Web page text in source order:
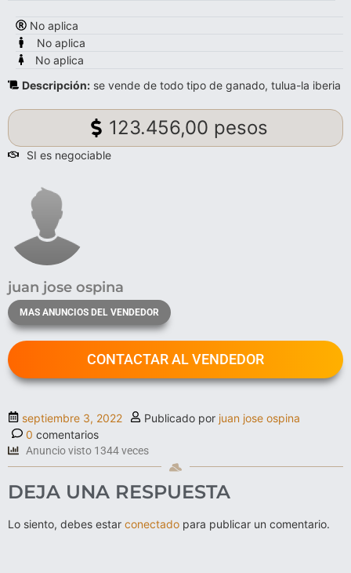
No aplica
No aplica
No aplica
Descripción: se vende de todo tipo de ganado, tulua-la iberia
123.456,00 pesos
SI es negociable
juan jose ospina
MAS ANUNCIOS DEL VENDEDOR
CONTACTAR AL VENDEDOR
septiembre 3, 2022 Publicado por juan jose ospina
0 comentarios
Anuncio visto 1344 veces
DEJA UNA RESPUESTA
Lo siento, debes estar conectado para publicar un comentario.